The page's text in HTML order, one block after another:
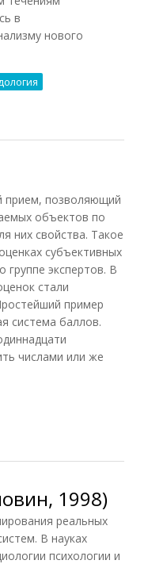
в
нового
позволяющий
объектов по
них свойства. Такое
субъективных
группе экспертов. В
стали
пример
система баллов.
числами или же
1998)
реальных
В науках
психологии и